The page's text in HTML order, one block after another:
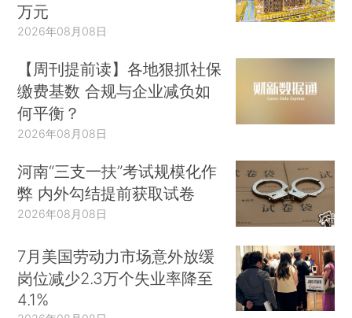
万元
2026年08月08日
【周刊提前读】各地狠抓社保
缴费基数 合规与企业减负如
何平衡？
2026年08月08日
河南“三支一扶”考试规模化作
弊 内外勾结提前获取试卷
2026年08月08日
7月美国劳动力市场意外放缓
岗位减少2.3万个失业率降至
4.1%